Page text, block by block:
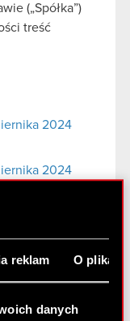
reklam O
danych
(„Spółka”)
treść
2024
2024
Podstawa